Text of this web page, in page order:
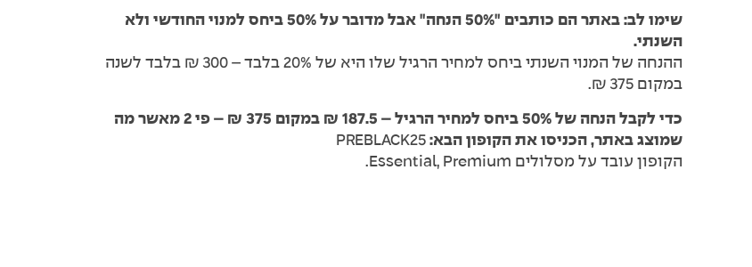
שימו לב: באתר הם כותבים "50% הנחה" אבל מדובר על 50% ביחס למנוי החודשי ולא
השנתי.
ההנחה של המנוי השנתי ביחס למחיר הרגיל שלו היא של 20% בלבד – 300 ₪ בלבד לשנה
במקום 375 ₪.
כדי לקבל הנחה של 50% ביחס למחיר הרגיל – 187.5 ₪ במקום 375 ₪ – פי 2 מאשר מה
שמוצג באתר, הכניסו את הקופון הבא:
הקופון עובד על מסלולים Essential, Premium.